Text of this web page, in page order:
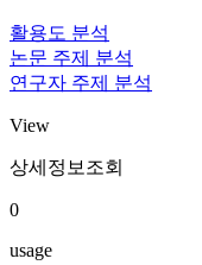
활용도 분석
논문 주제 분석
연구자 주제 분석
View
상세정보조회
0
usage